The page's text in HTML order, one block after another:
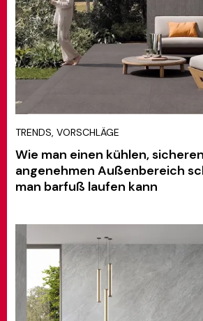
TRENDS, VORSCHLÄGE
Wie man einen kühlen,
angenehmen Außenbereich
man barfuß laufen kann